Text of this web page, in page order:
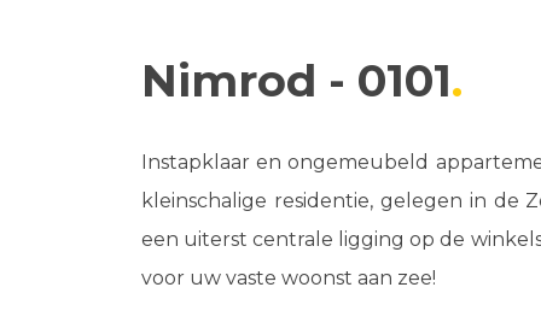
Nimrod - 0101
Instapklaar en ongemeubeld
kleinschalige residentie, gelegen in de
een uiterst centrale ligging op de
voor uw vaste woonst aan zee!